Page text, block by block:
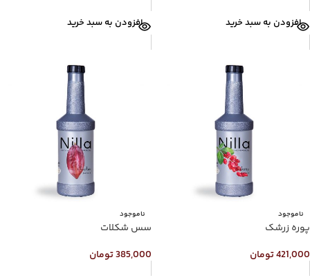
افزودن به سبد خرید افزودن به سبد خرید
ناموجود
پوره زرشک
421,000تومان
ناموجود
سس شکلات
385,000تومان